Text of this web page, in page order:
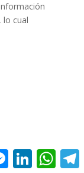
lo cual
Messenger
LinkedIn